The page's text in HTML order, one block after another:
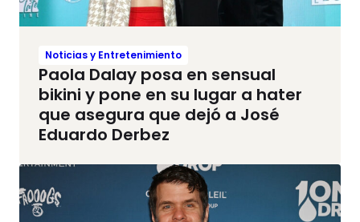
Noticias y Entretenimiento
Paola Dalay posa en sensual
bikini y pone en su lugar a hater
que asegura que dejó a José
Eduardo Derbez